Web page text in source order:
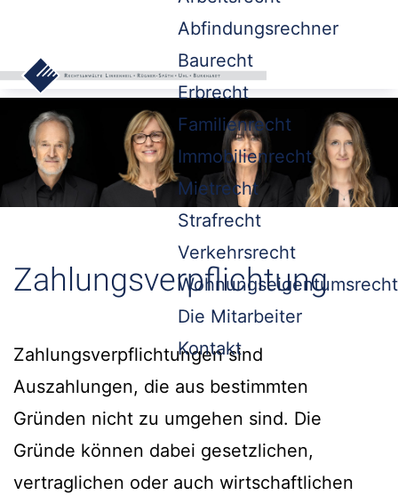
Abfindungsrechner
Baurecht
Erbrecht
Familienrecht
Immobilienrecht
Mietrecht
Strafrecht
Verkehrsrecht
Wohnungseigentumsrecht
Die Mitarbeiter
Kontakt
Zahlungsverpflichtung
Zahlungsverpflichtungen sind
Auszahlungen, die aus bestimmten
Gründen nicht zu umgehen sind. Die
Gründe können dabei gesetzlichen,
vertraglichen oder auch wirtschaftlichen